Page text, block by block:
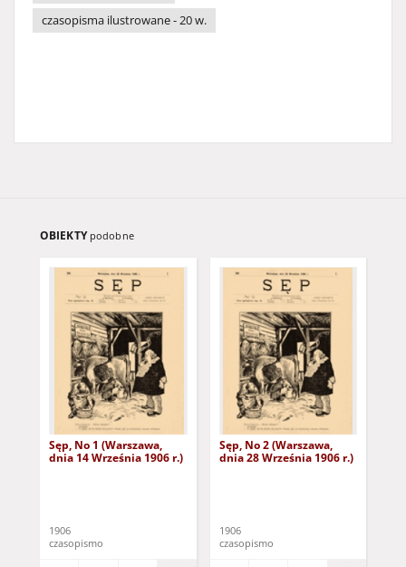
czasopisma ilustrowane - 20 w.
OBIEKTY podobne
Sęp, No 1 (Warszawa,
dnia 14 Września 1906 r.)
1906
czasopismo
Sęp, No 2 (Warszawa,
dnia 28 Września 1906 r.)
1906
czasopismo